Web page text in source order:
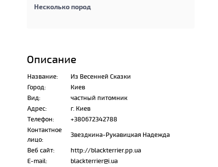
Несколько пород
Описание
Название:
Из Весенней Сказки
Город:
Киев
Вид:
частный питомник
Адрес:
г. Киев
Телефон:
+380672342788
Контактное
лицо:
Звездкина-Рукавицкая Надежда
Веб сайт:
http://blackterrier.pp.ua
E-mail:
blackterrier@i.ua